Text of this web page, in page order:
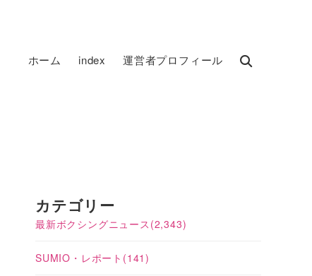
ホーム index 運営者プロフィール
カテゴリー
最新ボクシングニュース (2,343)
SUMIO・レポート (141)